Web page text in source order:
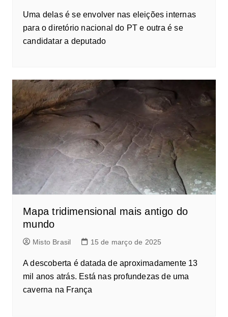
Uma delas é se envolver nas eleições internas
para o diretório nacional do PT e outra é se
candidatar a deputado
Mapa tridimensional mais antigo do
mundo
Misto Brasil 15 de março de 2025
A descoberta é datada de aproximadamente 13
mil anos atrás. Está nas profundezas de uma
caverna na França